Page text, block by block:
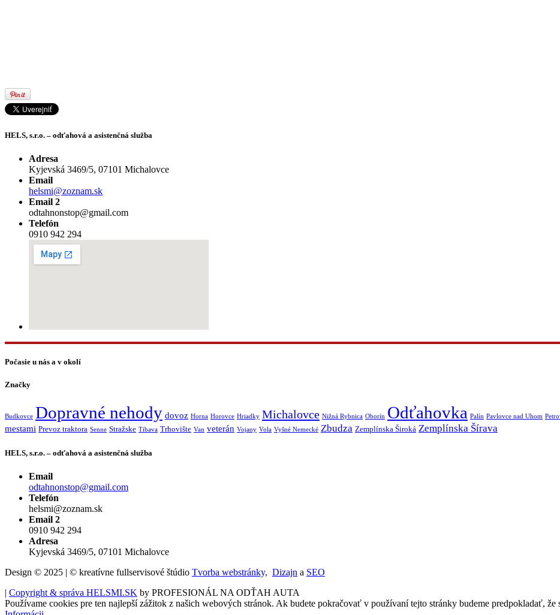
HELS, s.r.o. – odťahová a asistenčná služba
Adresa
Kyjevská 3469/5, 07101 Michalovce
Email
helsmi@zoznam.sk
Email 2
odtahnonstop@gmail.com
Telefón
0910 942 294
Počasie u nás a v okolí
Značky
Budkovce Dopravné nehody dovoz Horna Horovce Hriadky Michalovce Nižná Rybnica Oborín Odťahovka Palín Pavlovce nad Uhom
mestami Prevoz traktora Senne Stražske Tibava Trhovište Van veterán Vojany Vola Vyšné Nemecké Zbudza Zemplínska Široká Zemplínska Šírava
HELS, s.r.o. – odťahová a asistenčná služba
Email
odtahnonstop@gmail.com
Telefón
helsmi@zoznam.sk
Email 2
0910 942 294
Adresa
Kyjevská 3469/5, 07101 Michalovce
Design © 2025 | © kreatívne fullservisové štúdio Tvorba webstránky, Dizajn a SEO
| Copyright & správa HELSMI.SK by PROFESIONÁL NA ODŤAH AUTA
Používame cookies pre ten najlepší zážitok z našich webových stránok. Ak budete pokračovať v používaní tejto stránky budeme predpokladať, že